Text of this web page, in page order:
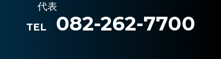
代表
TEL
082-262-7700